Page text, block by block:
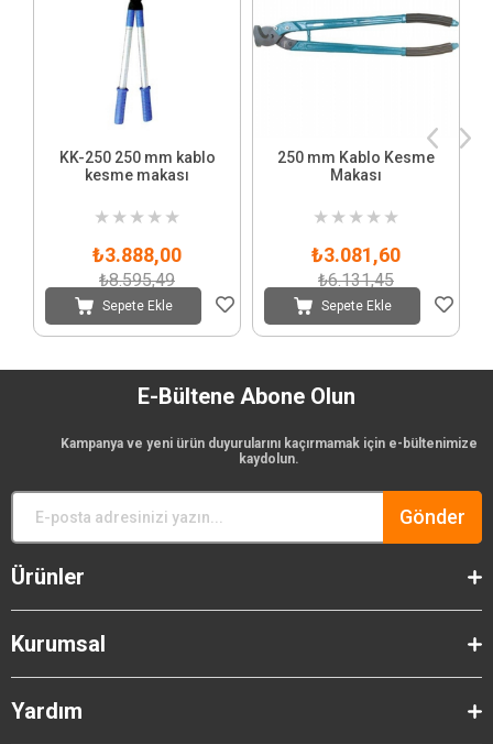
KK-250 250 mm kablo
kesme makası
★ ★ ★ ★ ★
₺3.888,00
₺8.595,49
Sepete Ekle
250 mm Kablo Kesme
Makası
★ ★ ★ ★ ★
₺3.081,60
₺6.131,45
Sepete Ekle
E-Bültene Abone Olun
Kampanya ve yeni ürün duyurularını kaçırmamak için e-bültenimize
kaydolun.
Gönder
Ürünler
Kurumsal
Yardım